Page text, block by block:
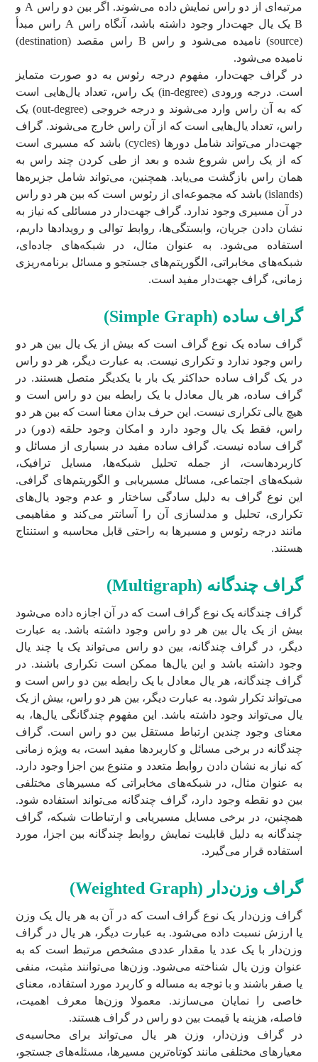
مرتبه‌ای از دو راس نمایش داده می‌شوند. اگر بین دو راس A و
B یک یال جهت‌دار وجود داشته باشد، آنگاه راس A راس مبدأ
(source) نامیده می‌شود و راس B راس مقصد (destination)
نامیده می‌شود.
در گراف جهت‌دار، مفهوم درجه رئوس به دو صورت متمایز
است. درجه ورودی (in-degree) یک راس، تعداد یال‌هایی است
که به آن راس وارد می‌شوند و درجه خروجی (out-degree) یک
راس، تعداد یال‌هایی است که از آن راس خارج می‌شوند. گراف
جهت‌دار می‌تواند شامل دورها (cycles) باشد که مسیری است
که از یک راس شروع شده و بعد از طی کردن چند راس به
همان راس بازگشت می‌یابد. همچنین، می‌تواند شامل جزیره‌ها
(islands) باشد که مجموعه‌ای از رئوس است که بین هر دو راس
در آن مسیری وجود ندارد. گراف جهت‌دار در مسائلی که نیاز به
نشان دادن جریان، وابستگی‌ها، روابط توالی و رویدادها داریم،
استفاده می‌شود. به عنوان مثال، در شبکه‌های جاده‌ای،
شبکه‌های مخابراتی، الگوریتم‌های جستجو و مسائل برنامه‌ریزی
زمانی، گراف جهت‌دار مفید است.
گراف ساده (Simple Graph
)
گراف ساده یک نوع گراف است که بیش از یک یال بین هر دو
راس وجود ندارد و تکراری نیست. به عبارت دیگر، هر دو راس
در یک گراف ساده حداکثر یک بار با یکدیگر متصل هستند. در
گراف ساده، هر یال معادل با یک رابطه بین دو راس است و
هیچ یالی تکراری نیست. این حرف بدان معنا است که بین هر دو
راس، فقط یک یال وجود دارد و امکان وجود حلقه (دور) در
گراف ساده نیست. گراف ساده مفید در بسیاری از مسائل و
کاربردهاست، از جمله تحلیل شبکه‌ها، مسایل ترافیک،
شبکه‌های اجتماعی، مسائل مسیریابی و الگوریتم‌های گرافی.
این نوع گراف به دلیل سادگی ساختار و عدم وجود یال‌های
تکراری، تحلیل و مدلسازی آن را آسانتر می‌کند و مفاهیمی
مانند درجه رئوس و مسیرها به راحتی قابل محاسبه و استنتاج
هستند.
گراف چندگانه (Multigraph
)
گراف چندگانه یک نوع گراف است که در آن اجازه داده می‌شود
بیش از یک یال بین هر دو راس وجود داشته باشد. به عبارت
دیگر، در گراف چندگانه، بین دو راس می‌تواند یک یا چند یال
وجود داشته باشد و این یال‌ها ممکن است تکراری باشند. در
گراف چندگانه، هر یال معادل با یک رابطه بین دو راس است و
می‌تواند تکرار شود. به عبارت دیگر، بین هر دو راس، بیش از یک
یال می‌تواند وجود داشته باشد. این مفهوم چندگانگی یال‌ها، به
معنای وجود چندین ارتباط مستقل بین دو راس است. گراف
چندگانه در برخی مسائل و کاربردها مفید است، به ویژه زمانی
که نیاز به نشان دادن روابط متعدد و متنوع بین اجزا وجود دارد.
به عنوان مثال، در شبکه‌های مخابراتی که مسیر‌های مختلفی
بین دو نقطه وجود دارد، گراف چندگانه می‌تواند استفاده شود.
همچنین، در برخی مسایل مسیریابی و ارتباطات شبکه، گراف
چندگانه به دلیل قابلیت نمایش روابط چندگانه بین اجزا، مورد
استفاده قرار می‌گیرد.
گراف وزن‌دار (Weighted Graph
)
گراف وزن‌دار یک نوع گراف است که در آن به هر یال یک وزن
یا ارزش نسبت داده می‌شود. به عبارت دیگر، هر یال در گراف
وزن‌دار با یک عدد یا مقدار عددی مشخص مرتبط است که به
عنوان وزن یال شناخته می‌شود. وزن‌ها می‌توانند مثبت، منفی
یا صفر باشند و با توجه به مساله و کاربرد مورد استفاده، معنای
خاصی را نمایان می‌سازند. معمولا وزن‌ها معرف اهمیت،
فاصله، هزینه یا قیمت بین دو راس در گراف هستند.
در گراف وزن‌دار، وزن هر یال می‌تواند برای محاسبه‌ی
معیارهای مختلفی مانند کوتاه‌ترین مسیرها، مسئله‌های جستجو،